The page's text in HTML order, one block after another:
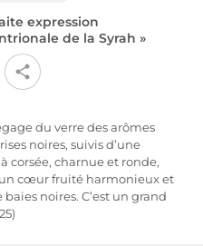
expression
de la Syrah »
du verre des arômes
noires, suivis d’une
corsée, charnue et ronde,
cœur fruité harmonieux et
noires. C’est un grand